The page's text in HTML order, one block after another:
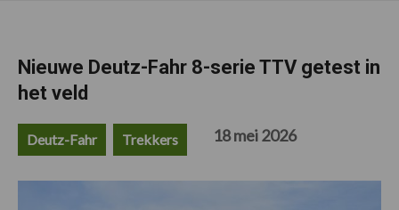
Nieuwe Deutz-Fahr 8-serie TTV getest in
het veld
Deutz-Fahr Trekkers 18 mei 2026